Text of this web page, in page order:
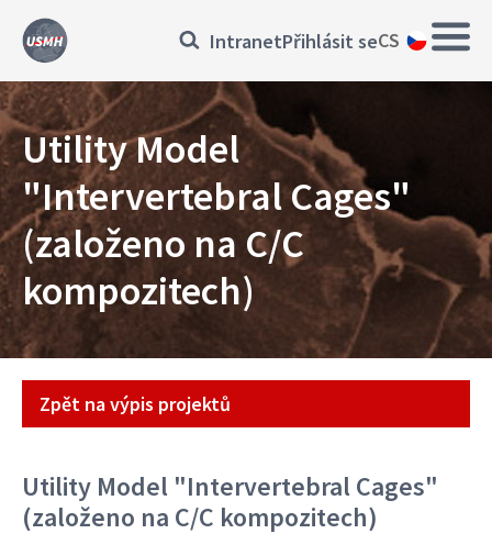
Přejít
obsahu
Main
Přihlásit
se
IntranetPřihlásit seCS
Utility Model
"Intervertebral Cages"
(založeno na C/C
kompozitech)
Projekt
Zpět na výpis projektů
Utility Model "Intervertebral Cages"
(založeno na C/C kompozitech)